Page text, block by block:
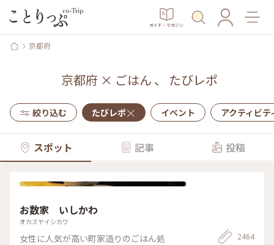
ガイド・マガジン
京都府
京都府 × ごはん 、 たびレポ
絞り込む たびレポ イベント アクティビテ
スポット 記事 投稿
お数家 いしかわ
オカズヤイシカワ
女性に人気が高い町家造りのごはん処 2464